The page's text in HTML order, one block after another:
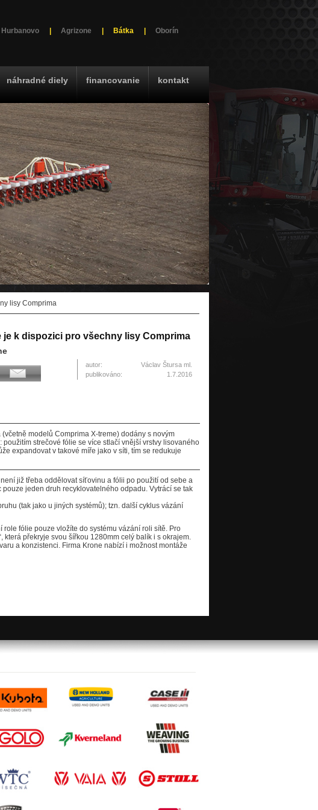
Hurbanovo Agrizone Bátka Oborín
náhradné diely financovanie kontakt
lisy Comprima
je k dispozici pro všechny lisy Comprima
autor:
Václav Štursa ml.
publikováno:
1.7.2016
modelů Comprima X-treme) dodány s novým
strečové fólie se více stlačí vnější vrstvy lisovaného
expandovat v takové míře jako v síti, tím se redukuje
již třeba oddělovat síťovinu a fólii po použití od sebe a
jeden druh recyklovatelného odpadu. Vytrácí se tak
(tak jako u jiných systémů); tzn. další cyklus vázání
fólie pouze vložíte do systému vázání roli sítě. Pro
překryje svou šířkou 1280mm celý balík i s okrajem.
a konzistenci. Firma Krone nabízí i možnost montáže